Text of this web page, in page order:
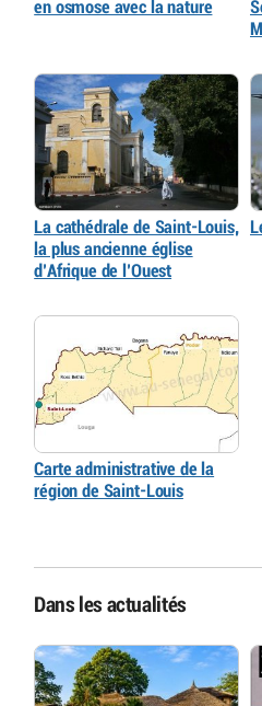
en osmose avec la nature
La cathédrale de Saint-Louis,
la plus ancienne église
d’Afrique de l’Ouest
Carte administrative de la
région de Saint-Louis
Dans les actualités